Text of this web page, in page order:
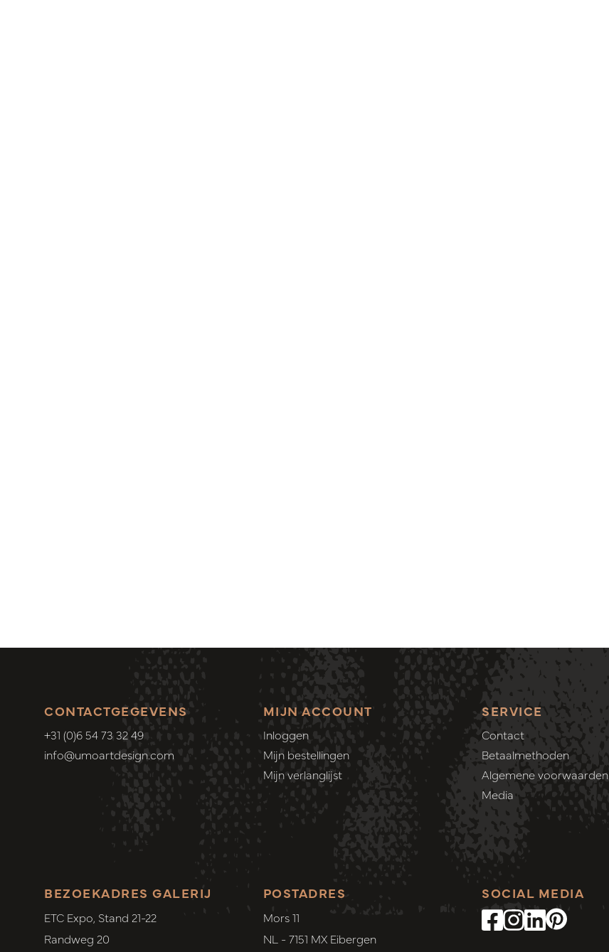
CONTACTGEGEVENS
+31 (0)6 54 73 32 49
info@umoartdesign.com
MIJN ACCOUNT
Inloggen
Mijn bestellingen
Mijn verlanglijst
SERVICE
Contact
Betaalmethoden
Algemene voorwaarden
Media
SOCIAL MEDIA
POSTADRES
Mors 11
NL - 7151 MX Eibergen
BEZOEKADRES GALERIJ
ETC Expo, Stand 21-22
Randweg 20